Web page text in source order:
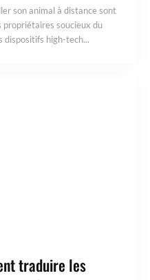
son animal à distance sont
propriétaires soucieux du
dispositifs high-tech...
traduire les